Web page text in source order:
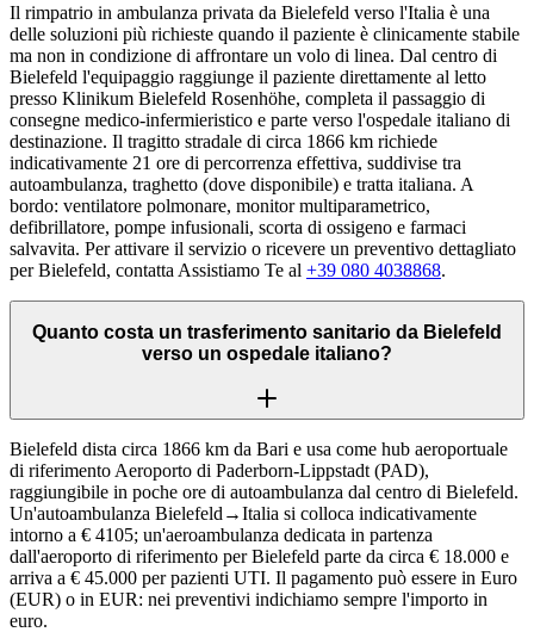
Il rimpatrio in ambulanza privata da Bielefeld verso l'Italia è una
delle soluzioni più richieste quando il paziente è clinicamente stabile
ma non in condizione di affrontare un volo di linea. Dal centro di
Bielefeld l'equipaggio raggiunge il paziente direttamente al letto
presso Klinikum Bielefeld Rosenhöhe, completa il passaggio di
consegne medico-infermieristico e parte verso l'ospedale italiano di
destinazione. Il tragitto stradale di circa 1866 km richiede
indicativamente 21 ore di percorrenza effettiva, suddivise tra
autoambulanza, traghetto (dove disponibile) e tratta italiana. A
bordo: ventilatore polmonare, monitor multiparametrico,
defibrillatore, pompe infusionali, scorta di ossigeno e farmaci
salvavita. Per attivare il servizio o ricevere un preventivo dettagliato
per Bielefeld, contatta Assistiamo Te al +39 080 4038868.
Quanto costa un trasferimento sanitario da Bielefeld
verso un ospedale italiano?
Bielefeld dista circa 1866 km da Bari e usa come hub aeroportuale
di riferimento Aeroporto di Paderborn-Lippstadt (PAD),
raggiungibile in poche ore di autoambulanza dal centro di Bielefeld.
Un'autoambulanza Bielefeld→Italia si colloca indicativamente
intorno a € 4105; un'aeroambulanza dedicata in partenza
dall'aeroporto di riferimento per Bielefeld parte da circa € 18.000 e
arriva a € 45.000 per pazienti UTI. Il pagamento può essere in Euro
(EUR) o in EUR: nei preventivi indichiamo sempre l'importo in
euro.